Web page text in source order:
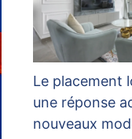
Le placement
une réponse
nouveaux